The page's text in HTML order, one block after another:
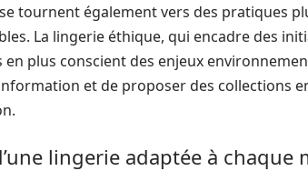
tournent également vers des pratiques
La lingerie éthique, qui encadre des
en plus conscient des enjeux
et de proposer des collections
lingerie adaptée à chaque